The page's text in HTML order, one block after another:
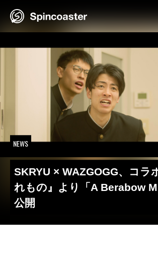
NEWS
SKRYU × WAZGOGG、コラ
れもの』より「A Berabow
公開